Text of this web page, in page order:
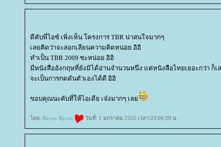
ดีคับพี่ไอซ์ เพิ่งเห็น โครงการ TBR น่าสนใจมากๆ
เลยคิดว่าจะลอกเลียนความคิดหน่อย อิอิ
ทำเป็น TBR 2009 ซะหน่อย อิอิ
มีหนังสืออังกฤษที่ยังมิได้อ่านจำนวนหนึ่ง แต่หนังสือไทยเยอะกว่า ก็เ
จะเป็นการกดดันตัวเองได้ดี อิอิ
ขอบคุณนะคับที่ให้ไอเดีย เจ๋งมากๆ เล
ดย: Boyne Byron วันที่: 1 มกราคม 2552 เวลา:23:00:29 น.